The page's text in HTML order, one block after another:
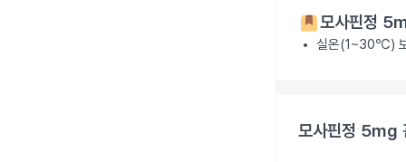
모사핀정
실온(1~30℃)
모사핀정 5mg